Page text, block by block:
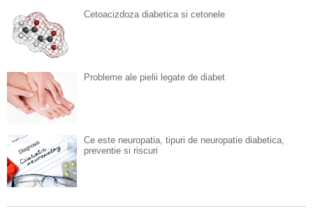
Cetoacizdoza diabetica si cetonele
Probleme ale pielii legate de diabet
Ce este neuropatia, tipuri de neuropatie diabetica,
preventie si riscuri